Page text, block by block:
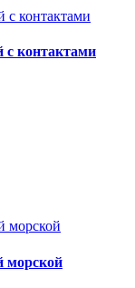
с контактами
морской